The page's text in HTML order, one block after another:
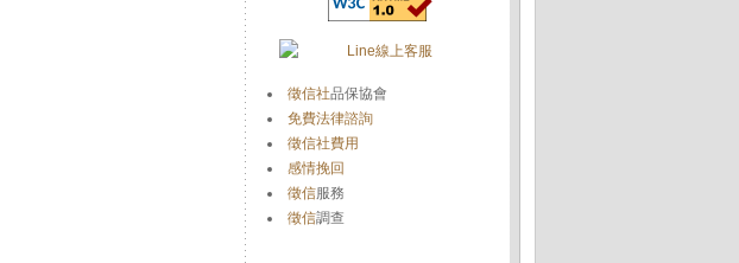
徵信社品保協會
免費法律諮詢
徵信社費用
感情挽回
徵信服務
徵信調查